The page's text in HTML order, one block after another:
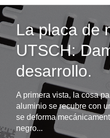
La placa de
UTSCH:
desarrollo.
A primera vista, la cosa
aluminio se recubre con
se deforma
negro...